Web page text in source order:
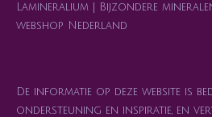
Lamineralium | Bijzondere
webshop Nederland
De informatie op deze website is
ondersteuning en inspiratie, en